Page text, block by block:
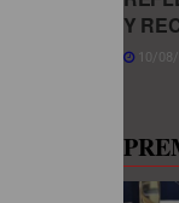
Y
10/